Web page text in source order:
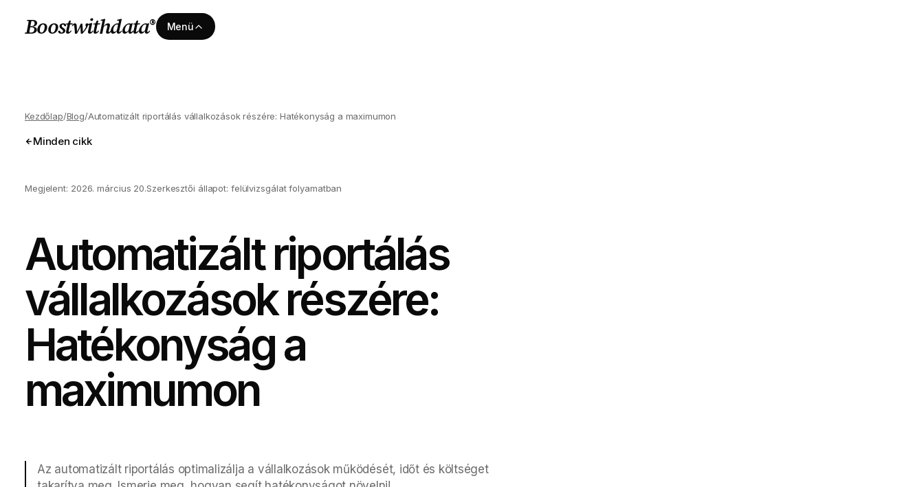
Boostwithdata® Menü
Kezdőlap/Blog/Automatizált riportálás vállalkozások részére: Hatékonyság a maximumon
Minden cikk
Megjelent: 2026. március 20.Szerkesztői állapot: felülvizsgálat folyamatban
Automatizált riportálás
vállalkozások részére:
Hatékonyság a
maximumon
Az automatizált riportálás optimalizálja a vállalkozások működését, időt és költséget